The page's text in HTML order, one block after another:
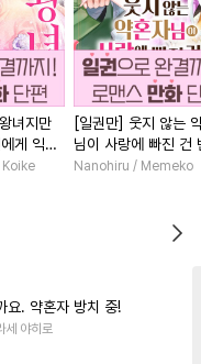
녀지만
게 익애
행본]
[일권만] 웃지 않는
님이 사랑에 빠진 건
저인 것 같습니다 [
Nanohiru / Memeko
요. 약혼자 방치 중!
세 야히로